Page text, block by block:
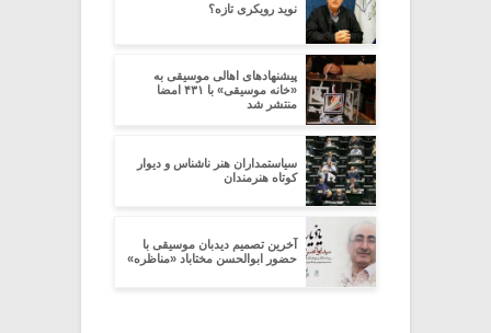
نوید رویکری تازه؟
پیشنهاد‌های اهالی موسیقی به
«خانه موسیقی» با ۴۳۱ امضا
منتشر شد
سیاستمداران هنر ناشناس و دیوار
کوتاه هنرمندان
آخرین تصمیم دیدبان موسیقی با
حضور ابوالحسن مختاباد «مناظره»